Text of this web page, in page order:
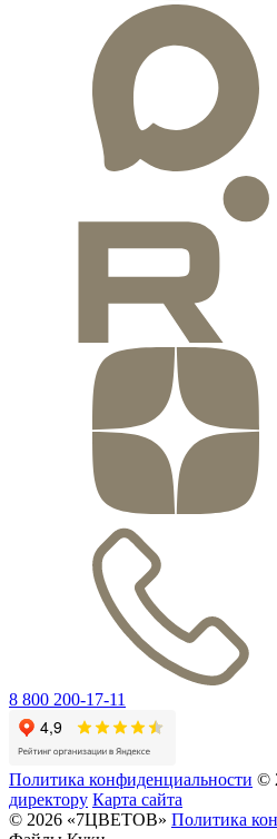
8 800 200-17-11
Политика конфиденциальности ©
директору Карта сайта
© 2026 «7ЦВЕТОВ» Политика